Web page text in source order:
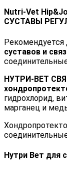
Nutri-Vet
СУСТАВЫ
Рекомендуется
суставов и
НУТРИ-ВЕТ
гидрохлорид,
марганец и
Нутри Вет для